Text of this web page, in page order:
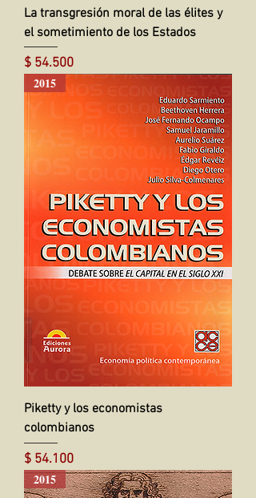
La transgresión moral de las élites y
el sometimiento de los Estados
Precio
$ 54.500
2015
Piketty y los economistas
colombianos
Precio
$ 54.100
2015